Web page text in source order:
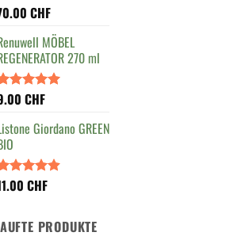
CHF
MÖBEL
270 ml
5
CHF
Giordano GREEN
CHF
PRODUKTE